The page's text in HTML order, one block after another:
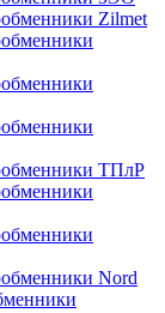
Zilmet
ТПлР
Nord